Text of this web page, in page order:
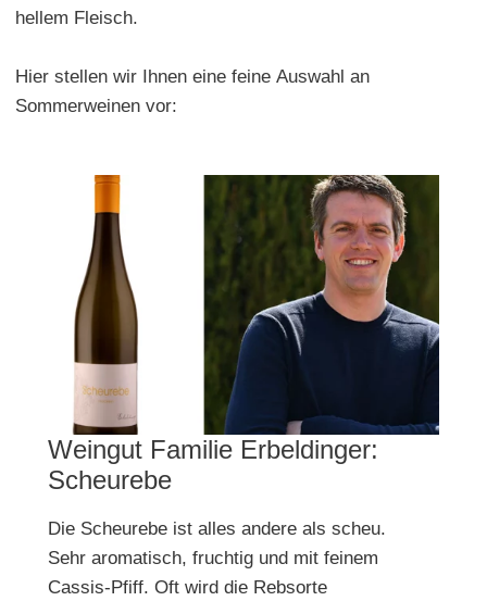
hellem Fleisch.
Hier stellen wir Ihnen eine feine Auswahl an
Sommerweinen vor:
Weingut Familie Erbeldinger:
Scheurebe
Die Scheurebe ist alles andere als scheu.
Sehr aromatisch, fruchtig und mit feinem
Cassis-Pfiff. Oft wird die Rebsorte